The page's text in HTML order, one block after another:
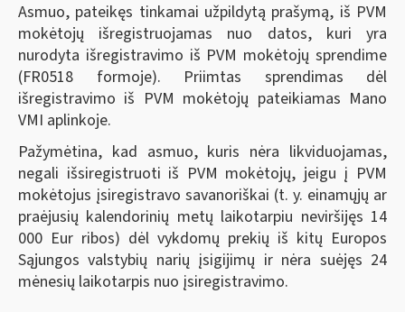
Asmuo, pateikęs tinkamai užpildytą prašymą, iš PVM
mokėtojų išregistruojamas nuo datos, kuri yra
nurodyta išregistravimo iš PVM mokėtojų sprendime
(FR0518 formoje). Priimtas sprendimas dėl
išregistravimo iš PVM mokėtojų pateikiamas Mano
VMI aplinkoje.
Pažymėtina, kad asmuo, kuris nėra likviduojamas,
negali išsiregistruoti iš PVM mokėtojų, jeigu į PVM
mokėtojus įsiregistravo savanoriškai (t. y. einamųjų ar
praėjusių kalendorinių metų laikotarpiu neviršijęs 14
000 Eur ribos) dėl vykdomų prekių iš kitų Europos
Sąjungos valstybių narių įsigijimų ir nėra suėjęs 24
mėnesių laikotarpis nuo įsiregistravimo.